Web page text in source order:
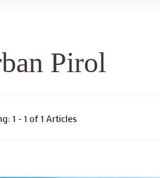
Pirol
1 - 1 of 1 Articles